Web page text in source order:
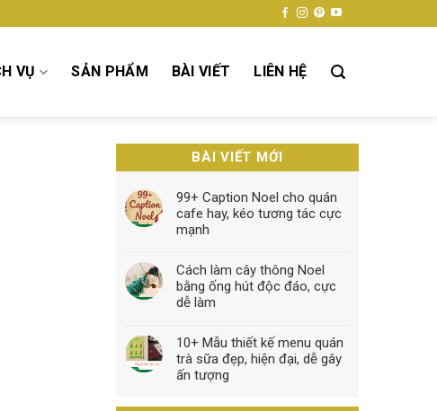
VỤ SẢN PHẨM BÀI VIẾT LIÊN HỆ
BÀI VIẾT MỚI
99+ Caption Noel cho quán
cafe hay, kéo tương tác cực
mạnh
Cách làm cây thông Noel
bằng ống hút độc đáo, cực
dễ làm
10+ Mẫu thiết kế menu quán
trà sữa đẹp, hiện đại, dễ gây
ấn tượng